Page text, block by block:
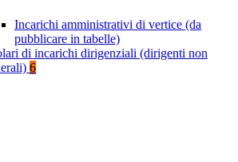
Incarichi amministrativi di vertice (da
pubblicare in tabelle)
di incarichi dirigenziali (dirigenti non
6